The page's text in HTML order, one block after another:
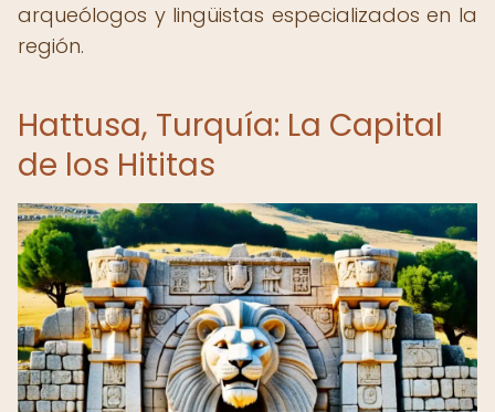
arqueólogos y lingüistas especializados en la
región.
Hattusa, Turquía: La Capital
de los Hititas